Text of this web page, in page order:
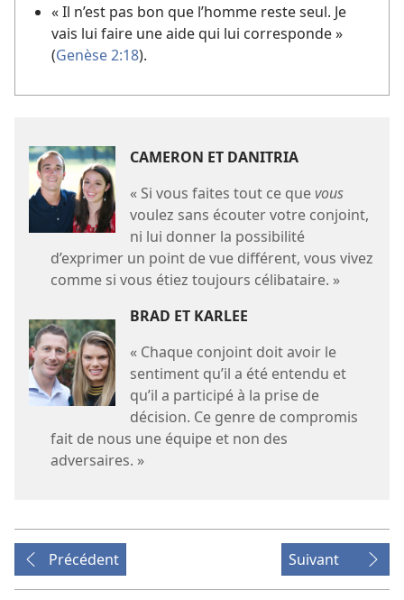
« Il n’est pas bon que l’homme reste seul. Je
vais lui faire une aide qui lui corresponde »
(Genèse 2:18).
CAMERON ET DANITRIA
« Si vous faites tout ce quevous
voulez sans écouter votre conjoint,
ni lui donner la possibilité
d’exprimer un point de vue différent, vous vivez
comme si vous étiez toujours célibataire. »
BRAD ET KARLEE
« Chaque conjoint doit avoir le
sentiment qu’il a été entendu et
qu’il a participé à la prise de
décision. Ce genre de compromis
fait de nous une équipe et non des
adversaires. »
Précédent Suivant